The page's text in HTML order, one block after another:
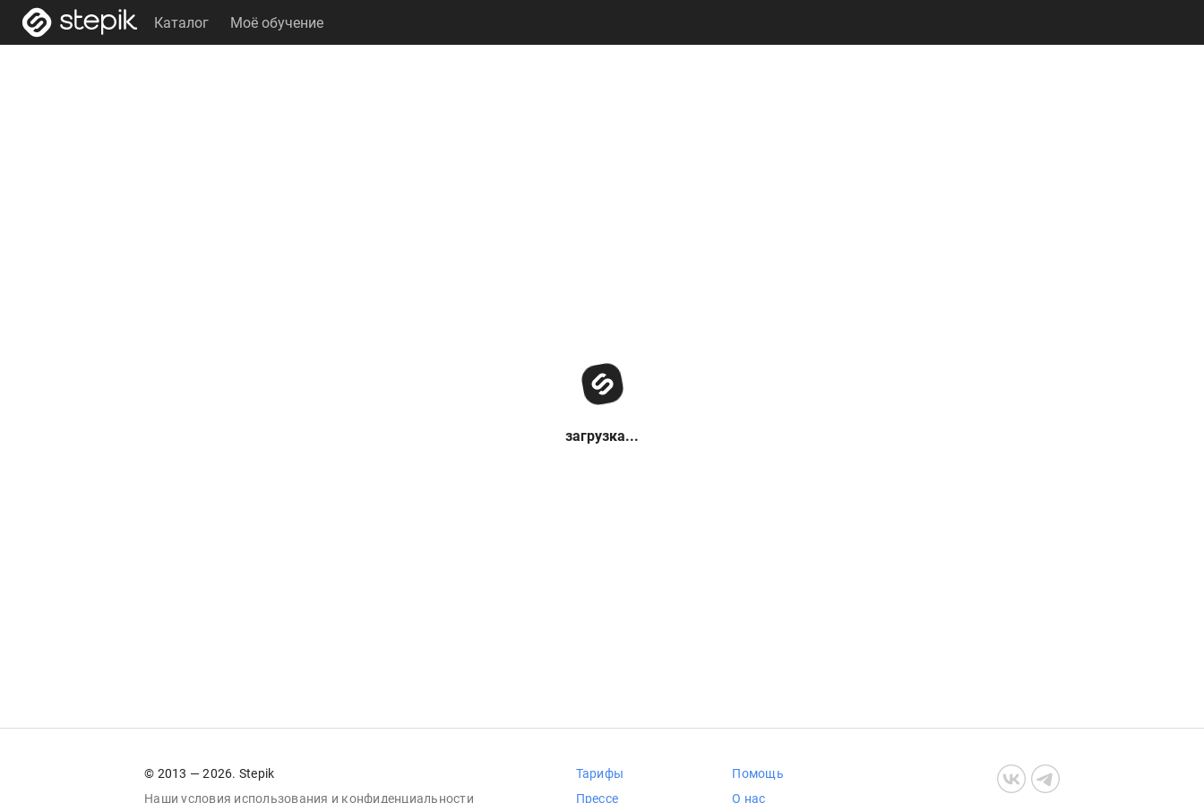
Каталог Моё обучение
загрузка...
© 2013 — 2026. Stepik
Наши условия использования и конфиденциальности
Тарифы
Прессе
Помощь
О нас